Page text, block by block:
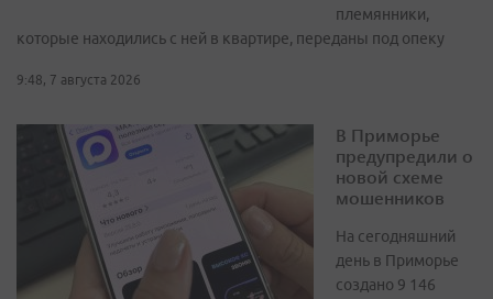
племянники,
которые находились с ней в квартире, переданы под опеку
9:48, 7 августа 2026
В Приморье
предупредили о
новой схеме
мошенников
На сегодняшний
день в Приморье
создано 9 146